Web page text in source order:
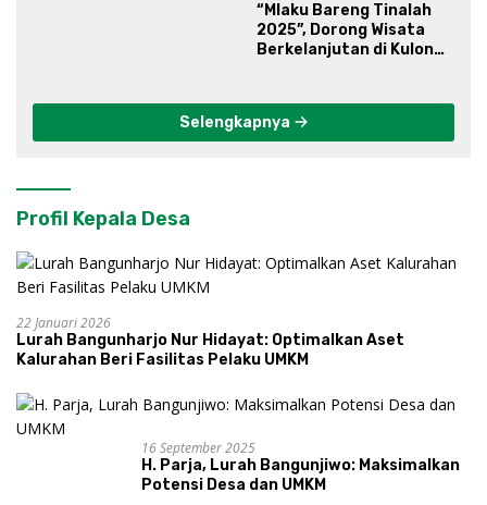
“Mlaku Bareng Tinalah
2025”, Dorong Wisata
Berkelanjutan di Kulon
Selengkapnya
Profil Kepala Desa
22 Januari 2026
Lurah Bangunharjo Nur Hidayat: Optimalkan Aset
Kalurahan Beri Fasilitas Pelaku UMKM
16 September 2025
H. Parja, Lurah Bangunjiwo: Maksimalkan
Potensi Desa dan UMKM